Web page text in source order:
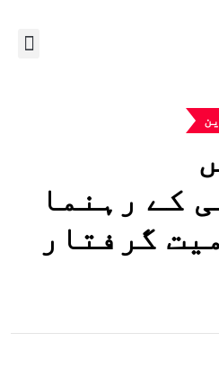
کے رہنما
گرفتار